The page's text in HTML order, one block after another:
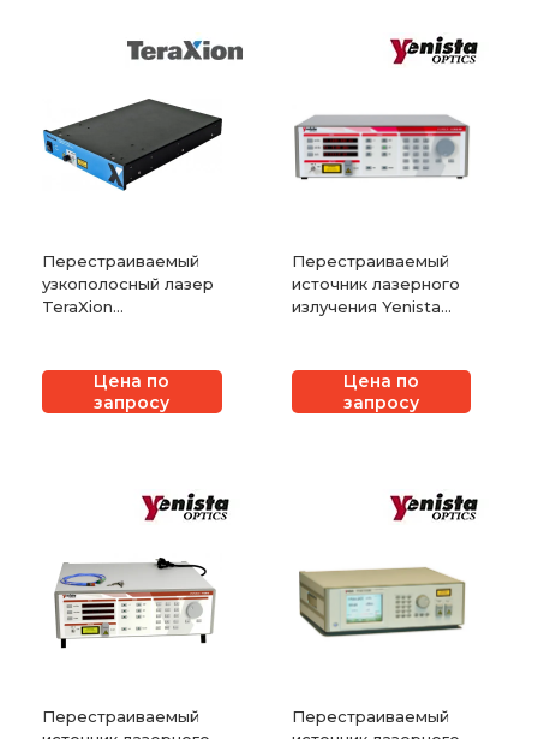
Перестраиваемый
узкополосный лазер
TeraXion
Цена по
запросу
Перестраиваемый
источник лазерного
излучения Yenista
Цена по
запросу
Перестраиваемый
Перестраиваемый